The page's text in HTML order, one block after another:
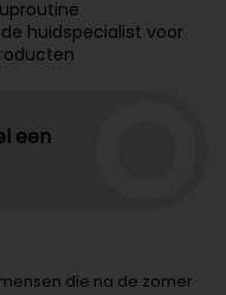
huidspecialist voor
een
die na de zomer